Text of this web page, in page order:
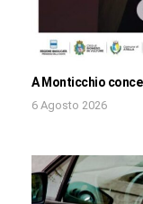
A Monticchio
6 Agosto 2026